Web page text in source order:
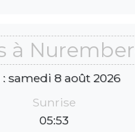
à
samedi 8 août 2026
Sunrise
05:53